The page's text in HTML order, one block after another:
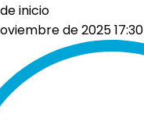
inicio
de 2025 17:30